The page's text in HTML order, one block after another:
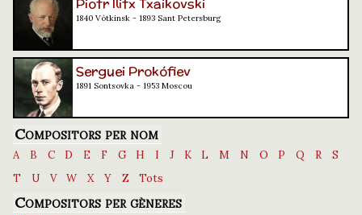
1840 Vótkinsk - 1893 Sant Petersburg
Serguei Prokófiev
1891 Sontsovka - 1953 Moscou
Compositors per nom
A B C D E F G H I J K L M N O P Q R
S
T
U V W X Y Z Tots
Compositors per gèneres